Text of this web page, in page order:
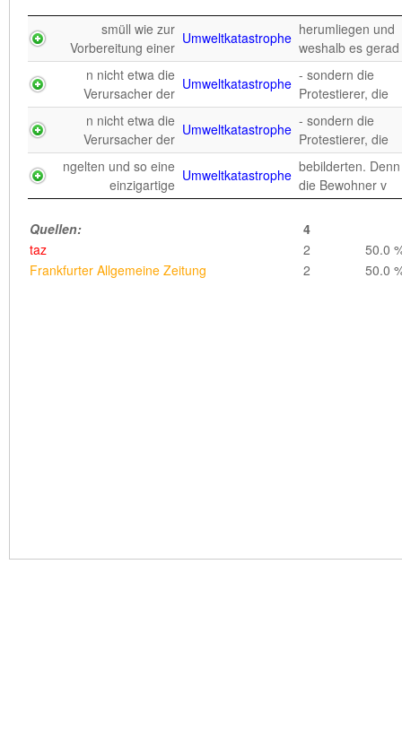
smüll wie zur
Vorbereitung einer
Umweltkatastrophe herumliegen und
weshalb es gerad
n nicht etwa die
Verursacher der
Umweltkatastrophe - sondern die
Protestierer, die
n nicht etwa die
Verursacher der
Umweltkatastrophe - sondern die
Protestierer, die
ngelten und so eine
einzigartige
Umweltkatastrophe bebilderten. Denn
die Bewohner v
Quellen:
4
taz
2
50.0
Frankfurter Allgemeine Zeitung
2 50.0
Camorra der
"Hauptdarsteller" des Umweltdesasters
nahe seiner
Heimatstadt
Neapel; ü
Camorra der
"Hauptdarsteller" des Umweltdesasters
nahe seiner
Heimatstadt
Neapel; ü
2
este, aber ein
vergleichsweise kleines
dem, was Butta
beschre
Quellen:
1
taz
1 100.0